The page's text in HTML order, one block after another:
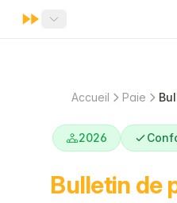
Accueil Paie
2026
Bulletin de